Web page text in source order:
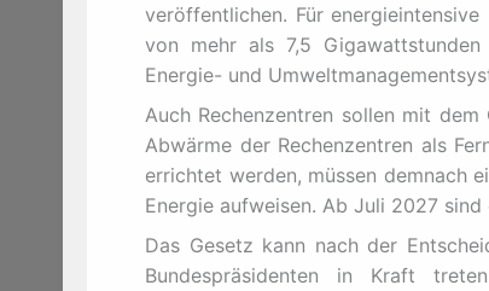
veröffentlichen. Für
von mehr als 7,5
Energie- und
Auch Rechenzentren sollen mit
Abwärme der Rechenzentren als
errichtet werden, müssen demnach
Energie aufweisen. Ab Juli 2027
Das Gesetz kann nach der
Bundespräsidenten in Kraft